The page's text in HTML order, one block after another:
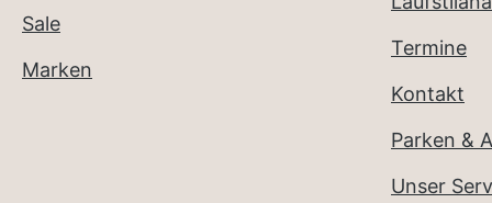
Sale
Marken
Termine
Kontakt
Parken &
Unser